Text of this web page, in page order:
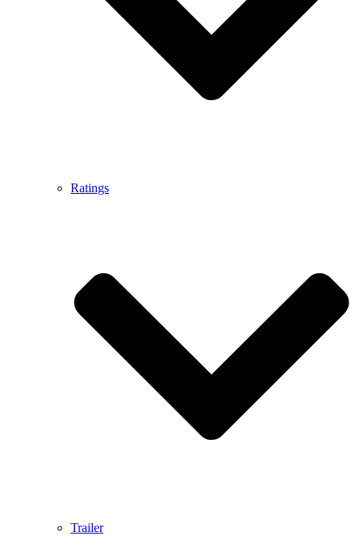
Ratings
Trailer